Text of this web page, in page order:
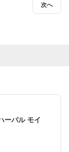
次へ
ーバル モイ